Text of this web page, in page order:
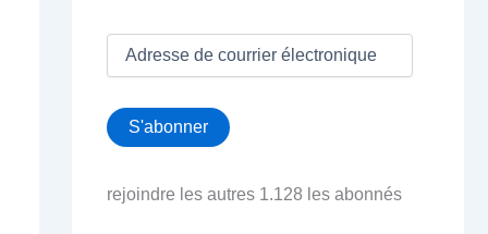
e
s
d
S'abonner
rejoindre les autres 1.128 les abonnés